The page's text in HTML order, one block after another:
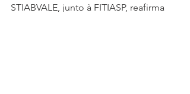
STIABVALE, junto à FITIASP, reafirma